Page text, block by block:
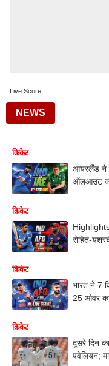
Live Score
NEWS
क्रिकेट
आयरलैंड ने
ऑलआउट
क्रिकेट
रोहित-
क्रिकेट
भारत ने 7
25 ओवर
क्रिकेट
दूसरे दिन
पवेलियन;